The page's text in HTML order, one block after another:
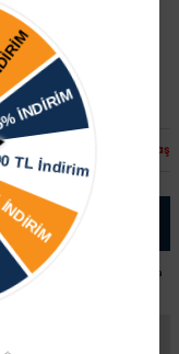
Satın Al
Paylaş
) Vw Karma Skoda Fabia Sedan Skoda